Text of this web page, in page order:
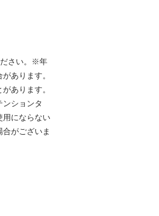
ださい。※年
あります。
あります。
ションタ
用にならない
がございま